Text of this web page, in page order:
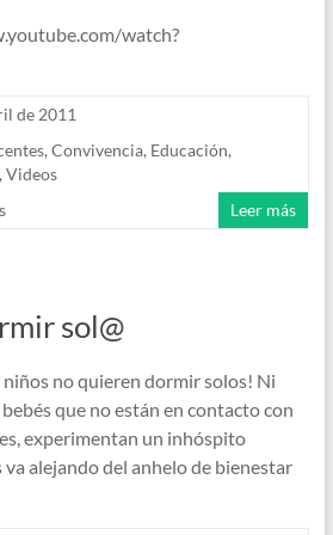
watch?
de 2011
, Convivencia, Educación,
, Videos
Leer más
sol@
niños no quieren dormir solos! Ni
que no están en contacto con
experimentan un inhóspito
alejando del anhelo de bienestar